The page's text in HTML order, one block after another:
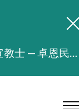
本院在暴雨或颱風警告信號 (包括黑色暴雨及8號或以上熱帶氣旋警告信號) 下，仍會維持有限度服務。如有查詢，可致電2711 5222。